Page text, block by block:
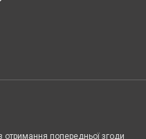
отримання попередньої згоди